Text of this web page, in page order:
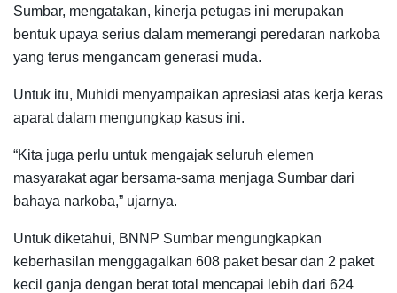
Sumbar, mengatakan, kinerja petugas ini merupakan
bentuk upaya serius dalam memerangi peredaran narkoba
yang terus mengancam generasi muda.
Untuk itu, Muhidi menyampaikan apresiasi atas kerja keras
aparat dalam mengungkap kasus ini.
“Kita juga perlu untuk mengajak seluruh elemen
masyarakat agar bersama-sama menjaga Sumbar dari
bahaya narkoba,” ujarnya.
Untuk diketahui, BNNP Sumbar mengungkapkan
keberhasilan menggagalkan 608 paket besar dan 2 paket
kecil ganja dengan berat total mencapai lebih dari 624